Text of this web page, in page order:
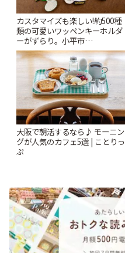
カスタマイズも楽しい!約500種
類の可愛いワッペンキーホルダ
ーがずらり。小平市
「Kimamaya T&K」 | ことりっ
ぷ
大阪で朝活するなら♪ モーニン
グが人気のカフェ5選 | ことりっ
ぷ